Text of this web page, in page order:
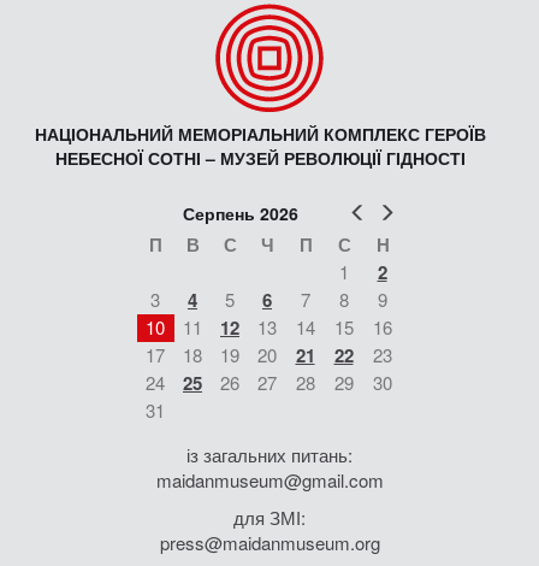
НАЦІОНАЛЬНИЙ МЕМОРІАЛЬНИЙ КОМПЛЕКС ГЕРОЇВ
НЕБЕСНОЇ СОТНІ – МУЗЕЙ РЕВОЛЮЦІЇ ГІДНОСТІ
Попер
Серпень 2026
П В С Ч П С Н
1 2
3 4 5 6 7 8
9
10
11 12 13 14 15
16
17
18 19 20 21 22
23
24
25 26 27 28 29
30
31
із загальних питань:
maidanmuseum@gmail.com
для ЗМІ:
press@maidanmuseum.org